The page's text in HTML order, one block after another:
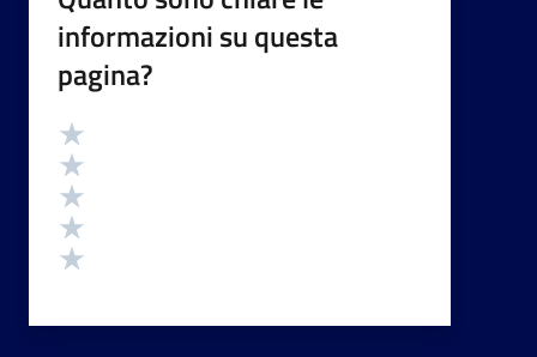
informazioni su questa
pagina?
Valutazione